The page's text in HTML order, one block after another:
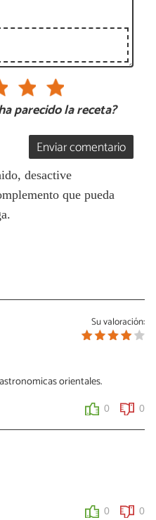
parecido la receta?
Enviar comentario
desactive
que pueda
Su valoración:
orientales.
0 0
0 0